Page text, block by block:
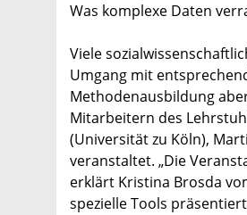
Was komplexe Daten
Viele
Umgang mit
Methodenausbildung
Mitarbeitern des
(Universität zu Köln),
veranstaltet. „Die
erklärt Kristina Brosda
spezielle Tools